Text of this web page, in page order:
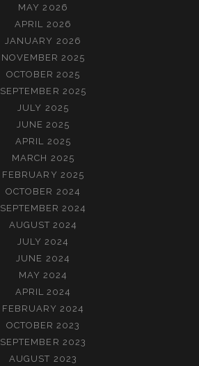
MAY 2026
APRIL 2026
JANUARY 2026
NOVEMBER 2025
OCTOBER 2025
SEPTEMBER 2025
JULY 2025
JUNE 2025
APRIL 2025
MARCH 2025
FEBRUARY 2025
OCTOBER 2024
SEPTEMBER 2024
AUGUST 2024
JULY 2024
JUNE 2024
MAY 2024
APRIL 2024
FEBRUARY 2024
OCTOBER 2023
SEPTEMBER 2023
AUGUST 2023